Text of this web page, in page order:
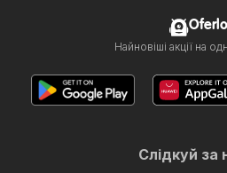
Oferlo
Найновіші акції на
Слідкуй за